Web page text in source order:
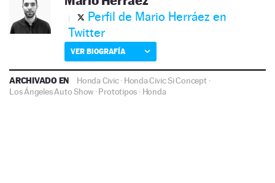
Perfil de Mario Herráez en
Twitter
VER BIOGRAFÍA
ARCHIVADO EN Honda Civic· Honda Civic Si Concept·
Los Ángeles Auto Show ·Prototipos · Honda